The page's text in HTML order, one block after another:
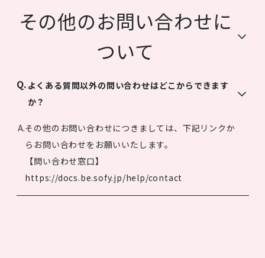
その他のお問い合わせに
ついて
よくある質問以外の問い合わせはどこからできます
か？
その他のお問い合わせにつきましては、下記リンクか
らお問い合わせをお願いいたします。
【問い合わせ窓口】
https://docs.be.sofy.jp/help/contact